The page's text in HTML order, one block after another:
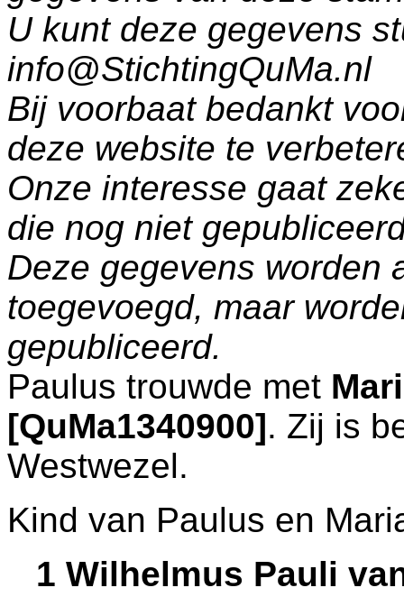
U kunt deze gegevens
info@StichtingQuMa.nl
Bij voorbaat bedankt
deze website te
Onze interesse gaat
die nog niet
Deze gegevens worden
toegevoegd, maar
gepubliceerd.
Paulus trouwde met
[QuMa1340900]. Zij is
Westwezel.
Kind van Paulus en
1 Wilhelmus Pauli